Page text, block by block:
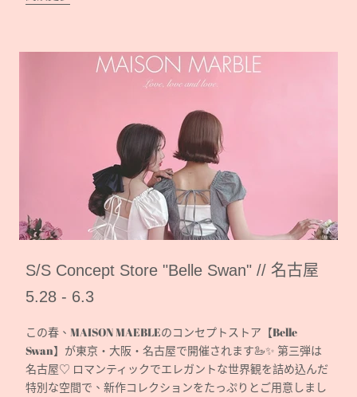
S/S Concept Store "Belle Swan" // 名古屋
5.28 - 6.3
この春、MAISON MAEBLEのコンセプトストア【Belle
Swan】が東京・大阪・名古屋で開催されます🦢✨ 第三弾は
名古屋♡ ロマンティックでエレガントな世界観を詰め込んだ
特別な空間で、新作コレクションをたっぷりとご用意しまし